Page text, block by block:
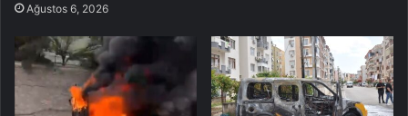
Ağustos 6, 2026